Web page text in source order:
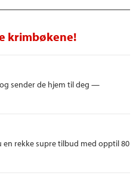
krimbøkene!
sender de hjem til deg —
rekke supre tilbud med opptil 80